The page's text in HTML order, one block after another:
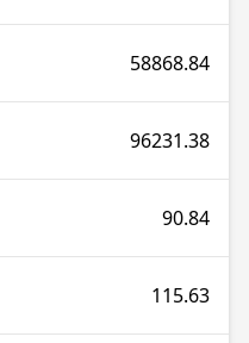
58868.84
96231.38
90.84
115.63